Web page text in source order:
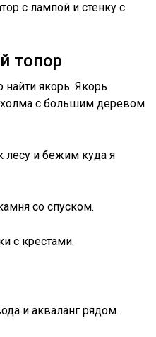
с лампой и стенку с
топор
якорь. Якорь
холма с большим деревом
лесу и бежим куда я
со спуском.
с крестами.
и акваланг рядом.